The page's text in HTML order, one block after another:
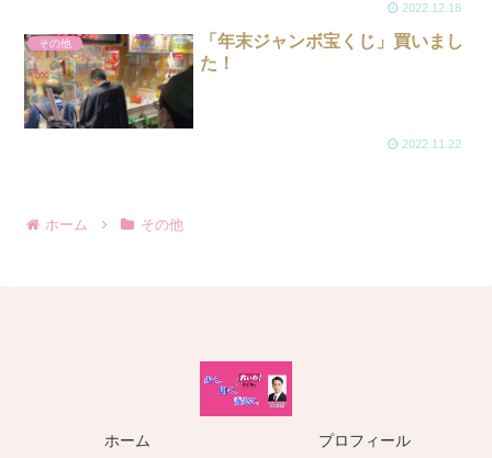
2022.12.18
その他
「年末ジャンボ宝くじ」買いまし
た！
2022.11.22
ホーム その他
ホーム プロフィール